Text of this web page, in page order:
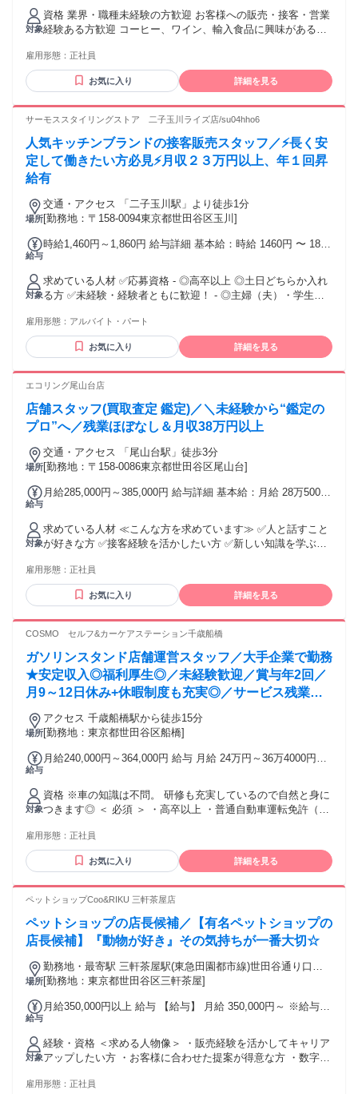
円～3万6500円（固定残業時間：15時間） 固定残業時間を超
えた勤務時間については別途残業代を支給する ※東京都市圏
調整給(月1万円)含む（一都三県配属に限り） 【手当】 ◆遅番
手当（19時から22時の勤務に対して ＋200円/時間 を支給）
【昇給】昇給・昇格あり 【賞与】年2回※業績による（昨年実
績2回支給） ※当社では定額残業代を支給しておりますが求人
情報内では固定残業代と記載しています。
対象
資格 業界・職種未経験の方歓迎 お客様への販売・接客・営業
経験ある方歓迎 コーヒー、ワイン、輸入食品に興味がある方
食ホール、営業、携帯販売、ホテル・観光業界フロント、 航
空業界グランドスタッフ・CAなど対面での接客経験ある方が
中心で活躍中 ◆ 例外事由2号：お酒のテイスティング業務が
とした早番・遅番での8時間シフト制勤務（土日祝含む）が可
合がございます) ※本求人は中途採用枠となり、新卒採用とは
選考枠が異なります
雇用形態： 正社員
お気に入り 詳細を見る
サーモススタイリングストア 二子玉川ライズ店/su04hho6
人気キッチンブランドの接客販売スタッフ／⚡長く安
定して働きたい方必見⚡月収２３万円以上、年１回昇
給有
場所
交通・アクセス 「二子玉川駅」より徒歩1分
[勤務地：〒158-0094東京都世田谷区玉川]
給与
時給1,460円～1,860円 給与詳細 基本給：時給 1460円 〜 1860
対象
求めている人材 ✅応募資格 - ◎高卒以上 ◎土日どちらか入れ
る方 ✅未経験・経験者ともに歓迎！ - ◎主婦（夫）・学生・
人と関わることが好き ・接客販売の仕事に興味がある ・料理
や可愛い調理器具が好き ・サーモス製品を愛用している ・フ
ルタイムでしっかり稼ぎたい ・経験を活かして活躍したい ・
い ・社会人としてのマナーを身に付けたい ～ 様々な働き方
週3日以上勤務歓迎 ・長期勤務歓迎
┏━━━━━━━━━━━━━━━━━━┓ ┃ ⚡こんな経験
━━━━━━━━━┛ キッチン雑貨、キッチングッズ、アパ
レル、 ファッション、料理、料理雑貨、 アウトドア、アウト
性の職場なので、 あなたもスグに馴染んで頂けると思いま
飛び込んできてください！ 雇用形態に関係なく、正社員・派
遣社員、 契約社員、パート・アルバイトなどで カフェスタッ
シスタント・ オフィスワーク勤務などの経験がある方は 歓迎
します！（必須ではありません）
┏━━━━━━━━━━━━━━━━━━┓ ┃ ⚡下記エリア
━━━━━━━━━┛ 渋谷駅・自由が丘駅・三軒茶屋駅・ 駒
沢大学駅・桜新町駅・用賀駅・九品仏駅・ 尾山台駅・等々力
駅・上野毛駅・緑が丘駅・ 溝の口駅 など
雇用形態： アルバイト・パート
お気に入り 詳細を見る
エコリング尾山台店
店舗スタッフ(買取査定 鑑定)／＼未経験から“鑑定の
プロ”へ／残業ほぼなし＆月収38万円以上
場所
交通・アクセス 「尾山台駅」徒歩3分
[勤務地：〒158-0086東京都世田谷区尾山台]
給与
月給285,000円～385,000円 給与詳細 基本給：月給 28万5000
で支払われる通勤・皆勤・家族手当金額：なし 全員に一律で
支払われるその他手当金額：なし ●店長昇格後 （入社1～2年
想定） 月収38.5万円+インセンティブ ※各種手当含む／等級
により昇給 ●主任 （入社2～3年想定） 月収43.5万円+インセ
年想定） 月収51.5万円+インセンティブ ※各種手当含む／等
級により昇給 ≪初年度の年収≫ 400万円～600万円
対象
求めている人材 ≪こんな方を求めています≫ ✅人と話すこと
が好きな方 ✅接客経験を活かしたい方 ✅新しい知識を学ぶこ
ップを目指したい方 ✅チームワークを大切にできる方 未経験
スタートの先輩たちが 大勢活躍しています！ アパレル、ホテ
ル、営業など 様々な経歴な方が在籍しています！ 20代・30代
下の方 ※若年層の長期キャリア形成を図るため）
雇用形態： 正社員
お気に入り 詳細を見る
COSMO セルフ&カーケアステーション千歳船橋
ガソリンスタンド店舗運営スタッフ／大手企業で勤務
★安定収入◎福利厚生◎／未経験歓迎／賞与年2回／
月9～12日休み+休暇制度も充実◎／サービス残業無
し
場所
アクセス 千歳船橋駅から徒歩15分
[勤務地：東京都世田谷区船橋]
給与
月給240,000円～364,000円 給与 月給 24万円～36万4000円
・賞与年2回（6月・12月） ※昨年度実績：3.4カ月分 ・昇給
年1回（7月） ※残業代別途全額支給 サービス残業は一切あり
ません♪ ・経験やスキルを考慮して給与を決定します。 ・定
期昇給なので、毎年必ず月給がアップ。 着実にキャリアステ
役職手当 店長手当：30,000円/月 副店長手当：5,000円/月 ・
資格手当 危険物取扱者乙種第4類：3000円/月 3級自動車整備
士：5000円/月 2級自動車整備士：1万円/月 検査員：2万5000
円/月 …など 交通費：交通費支給
対象
資格 ※車の知識は不問。 研修も充実しているので自然と身に
つきます◎ ＜ 必須 ＞ ・高卒以上 ・普通自動車運転免許（AT
第二新卒歓迎 ・ブランクＯＫ ＜ ぜひご応募ください！ ＞ ・
人と関わるのが好き ・ チームで取り組むことが好き ・ 安定
した大手企業に勤めたい ・ ワークライフバランスを大切に働
格は考慮します◎ ＞ ・危険物取扱者 ・自動車整備・板金の
取得支援制度あり 働きながら資格取得と経験が積めます ＜＜
未経験スタートも大歓迎！ ＞＞ 前職ではこんな経験がある方
ジニア・品質管理・設備管理 ・物流・製造スタッフ・ドライ
バー ・飲食店・不動産・工場・販売サービス業
雇用形態： 正社員
お気に入り 詳細を見る
ペットショップCoo&RIKU 三軒茶屋店
ペットショップの店長候補／【有名ペットショップの
店長候補】『動物が好き』その気持ちが一番大切☆
場所
勤務地・最寄駅 三軒茶屋駅(東急田園都市線)世田谷通り口よ
り約2分
[勤務地：東京都世田谷区三軒茶屋]
給与
月給350,000円以上 給与 【給与】 月給 350,000円～ ※給与は
えた勤務時間については、別途残業代を支給します 【交通
費】 23,000円を上限に支給
対象
経験・資格 ＜求める人物像＞ ・販売経験を活かしてキャリア
アップしたい方 ・お客様に合わせた提案が得意な方 ・数字を
して成果を出したい方 ・フィードバックを素直に受け入れ、
雇用形態： 正社員